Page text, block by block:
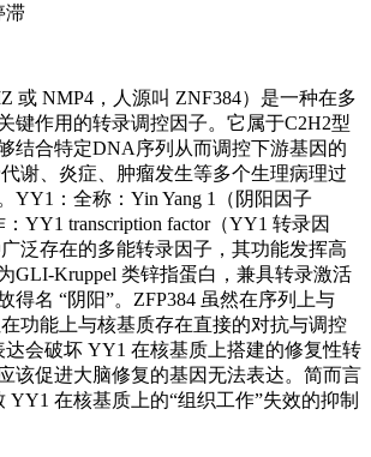
滞
或 NMP4，人源叫 ZNF384）是一种在多
键作用的转录调控因子。它属于C2H2型
结合特定DNA序列从而调控下游基因的
谢、炎症、肿瘤发生等多个生理病理过
YY1：全称：Yin Yang 1（阴阳因子
YY1 transcription factor（YY1 转录因
泛存在的多能转录因子，其功能发挥高
GLI‑Kruppel 类锌指蛋白，兼具转录激活
得名 “阴阳”。ZFP384 虽然在序列上与
功能上与核基质存在直接的对抗与调控
达会破坏 YY1 在核基质上搭建的修复性转
该促进大脑修复的基因无法表达。简而言
YY1 在核基质上的“组织工作”失效的抑制